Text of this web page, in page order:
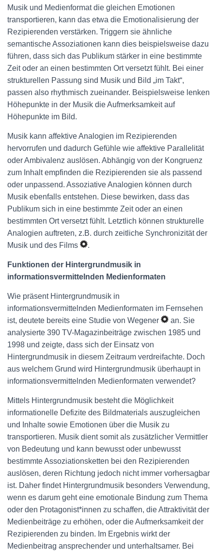
Musik und Medienformat die gleichen Emotionen
transportieren, kann das etwa die Emotionalisierung der
Rezipierenden verstärken. Triggern sie ähnliche
semantische Assoziationen kann dies beispielsweise dazu
führen, dass sich das Publikum stärker in eine bestimmte
Zeit oder an einen bestimmten Ort versetzt fühlt. Bei einer
strukturellen Passung sind Musik und Bild „im Takt“,
passen also rhythmisch zueinander. Beispielsweise lenken
Höhepunkte in der Musik die Aufmerksamkeit auf
Höhepunkte im Bild.
Musik kann affektive Analogien im Rezipierenden
hervorrufen und dadurch Gefühle wie affektive Parallelität
oder Ambivalenz auslösen. Abhängig von der Kongruenz
zum Inhalt empfinden die Rezipierenden sie als passend
oder unpassend. Assoziative Analogien können durch
Musik ebenfalls entstehen. Diese bewirken, dass das
Publikum sich in eine bestimmte Zeit oder an einen
bestimmten Ort versetzt fühlt. Letztlich können strukturelle
Analogien auftreten, z.B. durch zeitliche Synchronizität der
Musik und des Films
.
Funktionen der Hintergrundmusik in
informationsvermittelnden Medienformaten
Wie präsent Hintergrundmusik in
informationsvermittelnden Medienformaten im Fernsehen
ist, deutete bereits eine Studie von Wegener
an. Sie
analysierte 390 TV-Magazinbeiträge zwischen 1985 und
1998 und zeigte, dass sich der Einsatz von
Hintergrundmusik in diesem Zeitraum verdreifachte. Doch
aus welchem Grund wird Hintergrundmusik überhaupt in
informationsvermittelnden Medienformaten verwendet?
Mittels Hintergrundmusik besteht die Möglichkeit
informationelle Defizite des Bildmaterials auszugleichen
und Inhalte sowie Emotionen über die Musik zu
transportieren. Musik dient somit als zusätzlicher Vermittler
von Bedeutung und kann bewusst oder unbewusst
bestimmte Assoziationsketten bei den Rezipierenden
auslösen, deren Richtung jedoch nicht immer vorhersagbar
ist. Daher findet Hintergrundmusik besonders Verwendung,
wenn es darum geht eine emotionale Bindung zum Thema
oder den Protagonist*innen zu schaffen, die Attraktivität der
Medienbeiträge zu erhöhen, oder die Aufmerksamkeit der
Rezipierenden zu binden. Im Ergebnis wirkt der
Medienbeitrag ansprechender und unterhaltsamer. Bei